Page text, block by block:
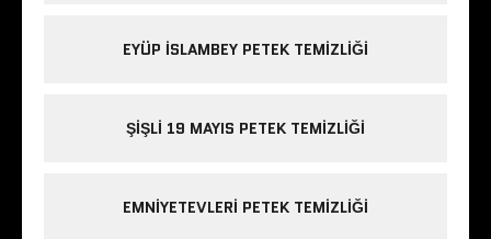
EYÜP ISLAMBEY PETEK TEMIZLIĞI
ŞIŞLI 19 MAYIS PETEK TEMIZLIĞI
EMNIYETEVLERI PETEK TEMIZLIĞI